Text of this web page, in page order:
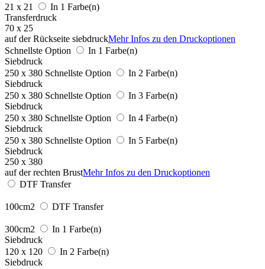
21 x 21
In 1 Farbe(n)
Transferdruck
70 x 25
auf der Rückseite siebdruckMehr Infos zu den Druckoptionen
Schnellste Option
In 1 Farbe(n)
Siebdruck
250 x 380 Schnellste Option
In 2 Farbe(n)
Siebdruck
250 x 380 Schnellste Option
In 3 Farbe(n)
Siebdruck
250 x 380 Schnellste Option
In 4 Farbe(n)
Siebdruck
250 x 380 Schnellste Option
In 5 Farbe(n)
Siebdruck
250 x 380
auf der rechten BrustMehr Infos zu den Druckoptionen
DTF Transfer
100cm2 DTF Transfer
300cm2
In 1 Farbe(n)
Siebdruck
120 x 120
In 2 Farbe(n)
Siebdruck